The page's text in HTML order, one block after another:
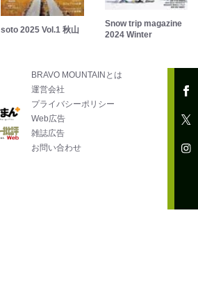
soto 2025 Vol.1 秋山
Snow trip magazine
2024 Winter
BRAVO MOUNTAINとは
運営会社
プライバシーポリシー
Web広告
雑誌広告
お問い合わせ